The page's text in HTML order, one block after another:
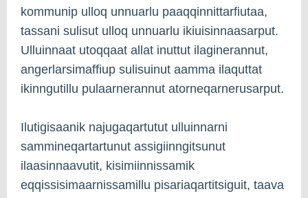
kommunip ulloq unnuarlu paaqqinnittarfiutaa,
tassani sulisut ulloq unnuarlu ikiuisinnaasarput.
Ulluinnaat utoqqaat allat inuttut ilaginerannut,
angerlarsimaffiup sulisuinut aamma ilaquttat
ikinngutillu pulaarnerannut atorneqarnerusarput.
Ilutigisaanik najugaqartutut ulluinnarni
sammineqartartunut assigiinngitsunut
ilaasinnaavutit, kisimiinnissamik
eqqissisimaarnissamillu pisariaqartitsiguit, taava